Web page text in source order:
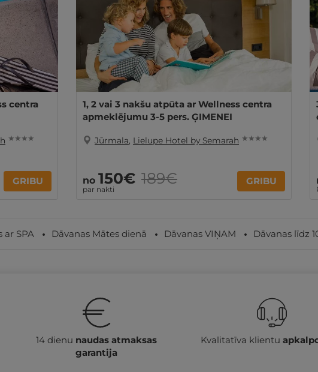
centra
★ ★ ★ ★
GRIBU
1, 2 vai 3 nakšu atpūta ar Wellness centra
apmeklējumu 3-5 pers. ĢIMENEI
Jūrmala, Lielupe Hotel by Semarah ★ ★ ★ ★
no 150€
par nakti
189€ GRIBU
ar SPA Dāvanas Mātes dienā Dāvanas VIŅAM Dāvanas līdz
14 dienu naudas atmaksas
garantija
Kvalitatīva klientu